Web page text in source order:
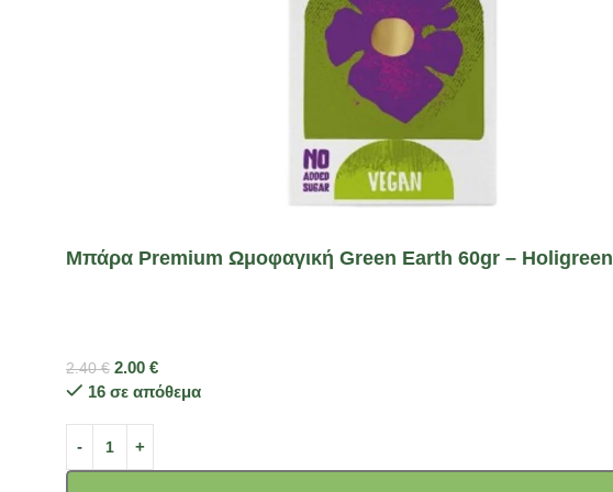
Μπάρα Premium Ωμοφαγική Green Earth 60gr – Holigreen
2.40€ 2.00 €
16 σε απόθεμα